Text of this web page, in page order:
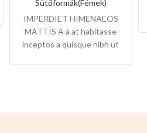
Sütőformák(Fémek)
IMPERDIET HIMENAEOS
MATTIS A a at habitasse
inceptos a quisque nibh ut